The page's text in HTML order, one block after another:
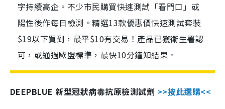
字持續高企。不少市民購買快速測試「看門口」或
陽性後作每日檢測。精選13款優惠價快速測試套裝
$19以下買到，最平$10有交易！產品已獲衛生署認
可，或通過歐盟標準，最快10分鐘知結果。
DEEPBLUE 新型冠狀病毒抗原檢測試劑 >>按此選購<<